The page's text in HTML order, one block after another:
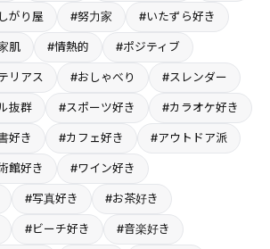
がり屋 #努力家 #いたずら好き
肌 #情熱的 #ポジティブ
リアス #おしゃべり #スレンダー
抜群 #スポーツ好き #カラオケ好き
好き #カフェ好き #アウトドア派
館好き #ワイン好き
#写真好き #お茶好き
#ビーチ好き #音楽好き